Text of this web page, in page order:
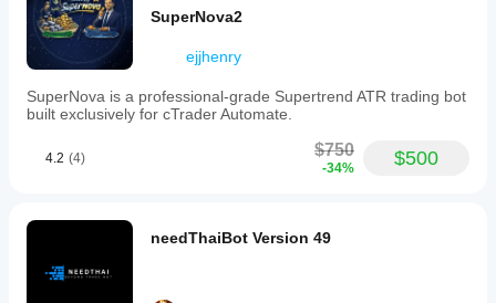
SuperNova2
ejjhenry
SuperNova is a professional-grade Supertrend ATR trading bot
built exclusively for cTrader Automate.
4.2 (4) $750
-34% $500
needThaiBot Version 49